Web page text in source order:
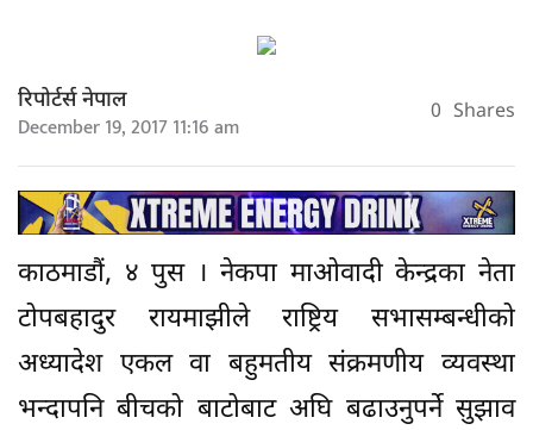
रिपोर्टर्स नेपाल
December 19, 2017 11:16 am 0 Shares
काठमाडौं, ४ पुस । नेकपा माओवादी केन्द्रका नेता
टोपबहादुर रायमाझीले राष्ट्रिय सभासम्बन्धीको
अध्यादेश एकल वा बहुमतीय संक्रमणीय व्यवस्था
भन्दापनि बीचको बाटोबाट अघि बढाउनुपर्ने सुझाव